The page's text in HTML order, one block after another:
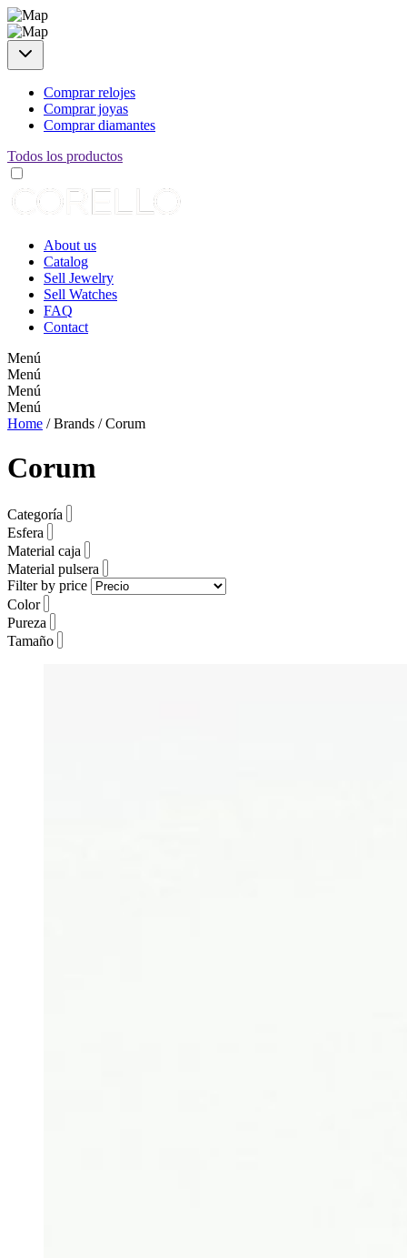
Comprar relojes
Comprar joyas
Comprar diamantes
Todos los productos
About us
Catalog
Sell Jewelry
Sell Watches
FAQ
Contact
Menú
Menú
Menú
Menú
Home / Brands / Corum
Corum
Categoría
Esfera
Material caja
Material pulsera
Filter by price
Color
Pureza
Tamaño